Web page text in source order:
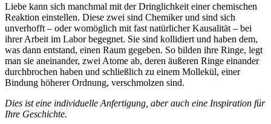
Liebe kann sich manchmal mit der Dringlichkeit einer chemischen
Reaktion einstellen. Diese zwei sind Chemiker und sind sich
unverhofft – oder womöglich mit fast natürlicher Kausalität – bei
ihrer Arbeit im Labor begegnet. Sie sind kollidiert und haben dem,
was dann entstand, einen Raum gegeben. So bilden ihre Ringe, legt
man sie aneinander, zwei Atome ab, deren äußeren Ringe einander
durchbrochen haben und schließlich zu einem Mollekül, einer
Bindung höherer Ordnung, verschmolzen sind.
Dies ist eine individuelle Anfertigung, aber auch eine Inspiration für
Ihre Geschichte.